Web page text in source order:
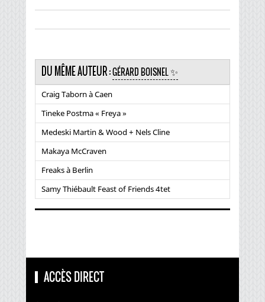
DU MÊME AUTEUR :GÉRARD BOISNEL ✨
Craig Taborn à Caen
Tineke Postma « Freya »
Medeski Martin & Wood + Nels Cline
Makaya McCraven
Freaks à Berlin
Samy Thiébault Feast of Friends 4tet
ACCÈS DIRECT